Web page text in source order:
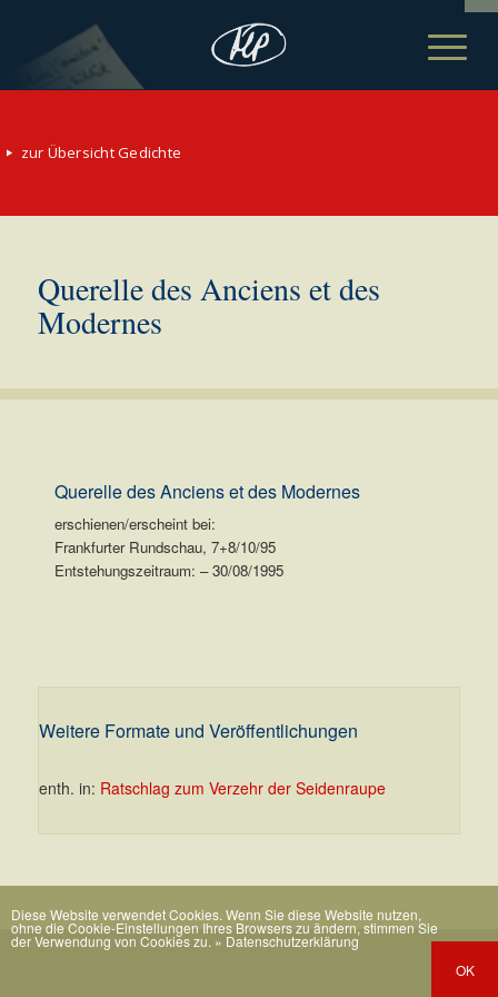
zur Übersicht Gedichte
Querelle des Anciens et des
Modernes
Querelle des Anciens et des Modernes
erschienen/erscheint bei:
Frankfurter Rundschau, 7+8/10/95
Entstehungszeitraum: – 30/08/1995
Weitere Formate und Veröffentlichungen
enth. in: Ratschlag zum Verzehr der Seidenraupe
Diese Website verwendet Cookies. Wenn Sie diese Website nutzen,
ohne die Cookie-Einstellungen Ihres Browsers zu ändern, stimmen Sie
der Verwendung von Cookies zu. » Datenschutzerklärung
OK